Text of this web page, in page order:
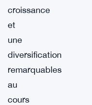
croissance
et
une
diversification
remarquables
au
cours